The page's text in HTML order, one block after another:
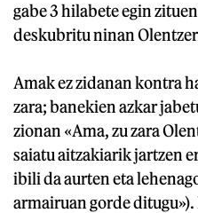
gabe 3 hilabete egin
deskubritu ninan
Amak ez zidanan kontra
zara; banekien azkar
zionan «Ama, zu zara
saiatu aitzakiarik jartzen
ibili da aurten eta
armairuan gorde